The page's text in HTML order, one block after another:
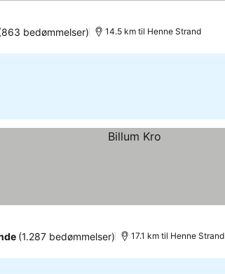
bedømmelser) 14.5 km til Henne Strand
(1.287 bedømmelser) 17.1 km til Henne Strand